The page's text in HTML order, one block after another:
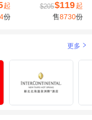
起
份
$205$119 起
售8730份
更多